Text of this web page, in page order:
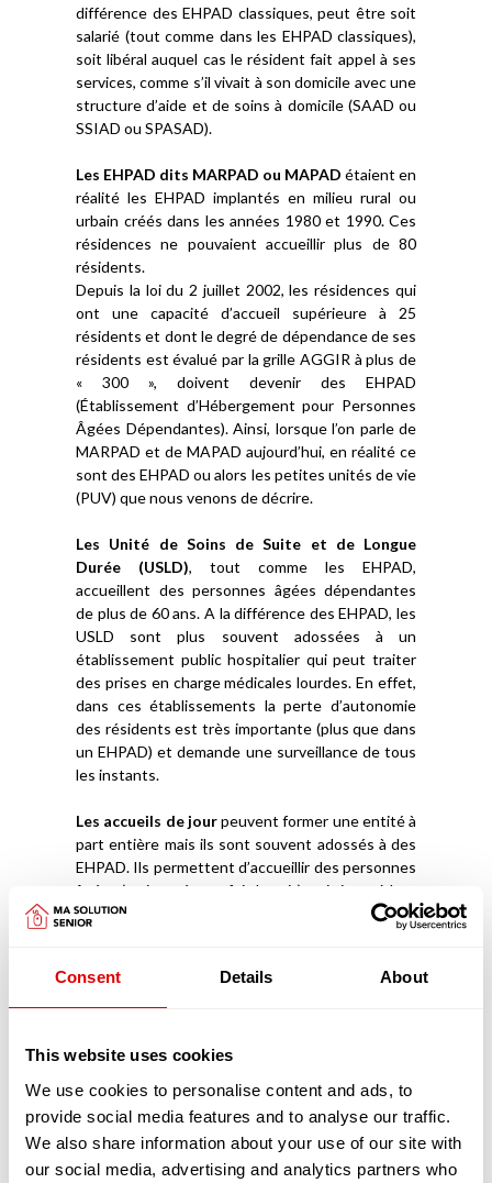
Consent Details About
This website uses cookies
We use cookies to personalise content and ads, to
provide social media features and to analyse our traffic.
We also share information about your use of our site with
our social media, advertising and analytics partners who
différence des EHPAD classiques, peut être soit
salarié (tout comme dans les EHPAD classiques),
soit libéral auquel cas le résident fait appel à ses
services, comme s’il vivait à son domicile avec une
structure d’aide et de soins à domicile (SAAD ou
SSIAD ou SPASAD).
Les EHPAD dits MARPAD ou MAPAD étaient en
réalité les EHPAD implantés en milieu rural ou
urbain créés dans les années 1980 et 1990. Ces
résidences ne pouvaient accueillir plus de 80
résidents.
Depuis la loi du 2 juillet 2002, les résidences qui
ont une capacité d’accueil supérieure à 25
résidents et dont le degré de dépendance de ses
résidents est évalué par la grille AGGIR à plus de
« 300 », doivent devenir des EHPAD
(Établissement d’Hébergement pour Personnes
Âgées Dépendantes). Ainsi, lorsque l’on parle de
MARPAD et de MAPAD aujourd’hui, en réalité ce
sont des EHPAD ou alors les petites unités de vie
(PUV) que nous venons de décrire.
Les Unité de Soins de Suite et de Longue
Durée (USLD), tout comme les EHPAD,
accueillent des personnes âgées dépendantes
de plus de 60 ans. A la différence des EHPAD, les
USLD sont plus souvent adossées à un
établissement public hospitalier qui peut traiter
des prises en charge médicales lourdes. En effet,
dans ces établissements la perte d’autonomie
des résidents est très importante (plus que dans
un EHPAD) et demande une surveillance de tous
les instants.
Les accueils de jourpeuvent former une entité à
part entière mais ils sont souvent adossés à des
EHPAD. Ils permettent d’accueillir des personnes
âgées (en journée, parfois la nuit), qui vivent à leur
domicile avec un Aidant Familial et de les stimuler
afin qu’elles puissent rester davantage chez elles.
l’Aidant la capacité de souffler, de reprendre des
forces et d’être mieux armé et accompagné pour
Les pathologies liées au vieillissement prises
en charge dans les EHPAD
Les pathologies liées au vieillissement sont